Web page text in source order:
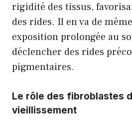
rigidité des tissus,
des rides. Il en va de
exposition prolongée au
déclencher des rides
pigmentaires.
Le rôle des fibroblastes
vieillissement